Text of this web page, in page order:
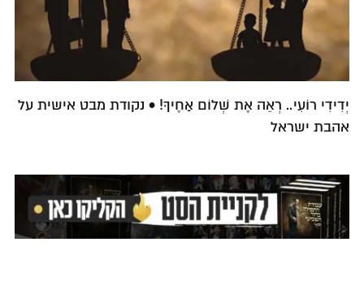
יְדִידִי רוֹעִי.. רְאֵה אֶת שְׁלוֹם אַחֶיךָ! • נקודת מבט אישית על
אהבת ישראל